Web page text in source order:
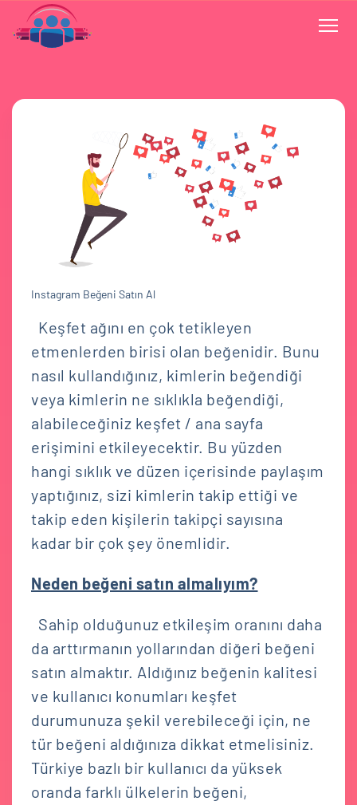
Instagram Beğeni Satın Al
Keşfet ağını en çok tetikleyen
etmenlerden birisi olan beğenidir. Bunu
nasıl kullandığınız, kimlerin beğendiği
veya kimlerin ne sıklıkla beğendiği,
alabileceğiniz keşfet / ana sayfa
erişimini etkileyecektir. Bu yüzden
hangi sıklık ve düzen içerisinde paylaşım
yaptığınız, sizi kimlerin takip ettiği ve
takip eden kişilerin takipçi sayısına
kadar bir çok şey önemlidir.
Neden beğeni satın almalıyım?
Sahip olduğunuz etkileşim oranını daha
da arttırmanın yollarından diğeri beğeni
satın almaktır. Aldığınız beğenin kalitesi
ve kullanıcı konumları keşfet
durumunuza şekil verebileceği için, ne
tür beğeni aldığınıza dikkat etmelisiniz.
Türkiye bazlı bir kullanıcı da yüksek
oranda farklı ülkelerin beğeni,